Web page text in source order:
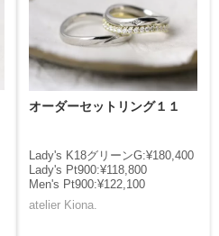
オーダーセットリング１１
Lady's K18グリーンG:¥180,400
Lady's Pt900:¥118,800
Men's Pt900:¥122,100
atelier Kiona.